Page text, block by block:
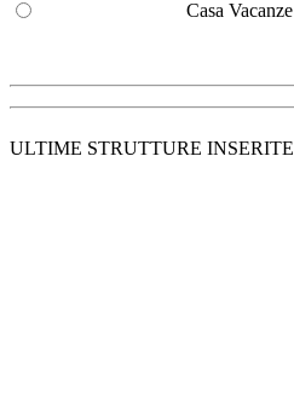
Casa Vacanze
ULTIME STRUTTURE INSERITE